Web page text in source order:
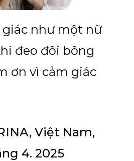
giác như một nữ
đeo đôi bông
ơn vì cảm giác
Việt Nam,
4. 2025